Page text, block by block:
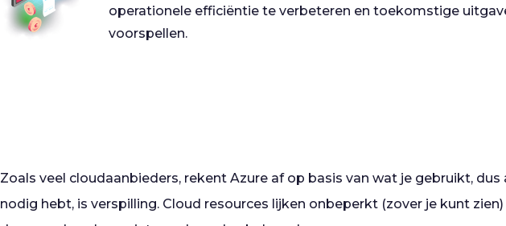
operationele efficiëntie te verbeteren en toekomstige
voorspellen.
Zoals veel cloudaanbieders, rekent Azure af op basis van wat je gebruikt, dus
nodig hebt, is verspilling. Cloud resources lijken onbeperkt (zover je kunt